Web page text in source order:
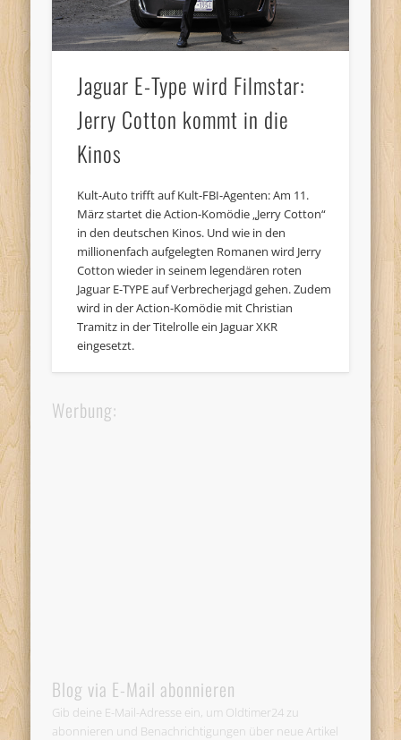
Jaguar E-Type wird Filmstar:
Jerry Cotton kommt in die
Kinos
Kult-Auto trifft auf Kult-FBI-Agenten: Am 11.
März startet die Action-Komödie „Jerry Cotton“
in den deutschen Kinos. Und wie in den
millionenfach aufgelegten Romanen wird Jerry
Cotton wieder in seinem legendären roten
Jaguar E-TYPE auf Verbrecherjagd gehen. Zudem
wird in der Action-Komödie mit Christian
Tramitz in der Titelrolle ein Jaguar XKR
eingesetzt.
Werbung:
Blog via E-Mail abonnieren
Gib deine E-Mail-Adresse ein, um Oldtimer24 zu
abonnieren und Benachrichtigungen über neue Artikel